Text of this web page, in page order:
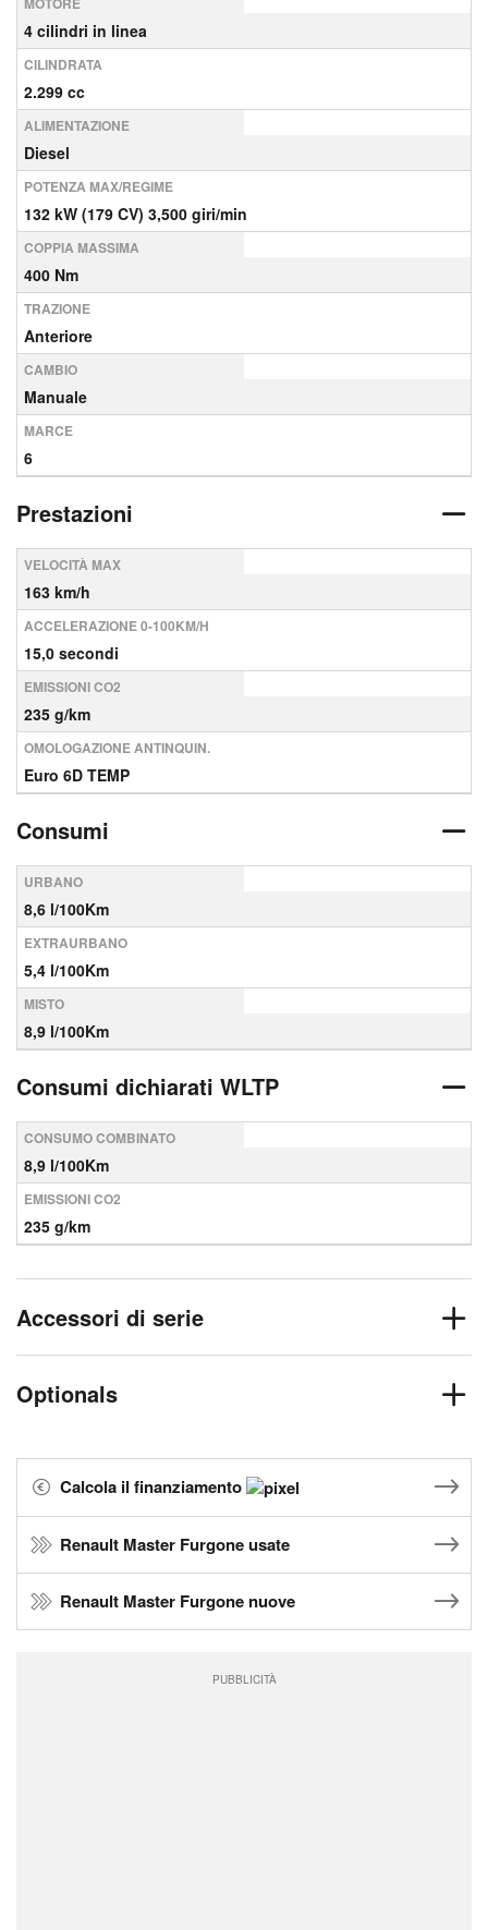
4 cilindri in linea
CILINDRATA
2.299 cc
ALIMENTAZIONE
Diesel
POTENZA MAX/REGIME
132 kW (179 CV) 3,500 giri/min
COPPIA MASSIMA
400 Nm
TRAZIONE
Anteriore
CAMBIO
Manuale
MARCE
6
Prestazioni
VELOCITÀ MAX
163 km/h
ACCELERAZIONE 0-100KM/H
15,0 secondi
EMISSIONI CO2
235 g/km
OMOLOGAZIONE ANTINQUIN.
Euro 6D TEMP
Consumi
URBANO
8,6 l/100Km
EXTRAURBANO
5,4 l/100Km
MISTO
8,9 l/100Km
Consumi dichiarati WLTP
CONSUMO COMBINATO
8,9 l/100Km
EMISSIONI CO2
235 g/km
Accessori di serie
Optionals
Calcola il finanziamento
Renault Master Furgone usate
Renault Master Furgone nuove
PUBBLICITÀ